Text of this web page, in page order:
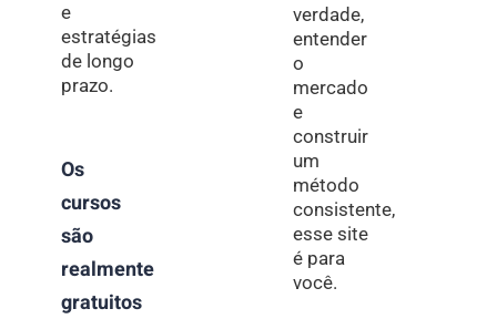
e
estratégias
de longo
prazo.
Os
cursos
são
realmente
gratuitos
verdade,
entender
o
mercado
e
construir
um
método
consistente,
esse site
é para
você.